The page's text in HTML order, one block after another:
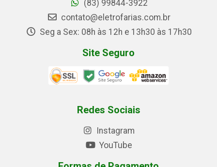
(83) 99844-3922
contato@eletrofarias.com.br
Seg a Sex: 08h às 12h e 13h30 às 17h30
Site Seguro
Redes Sociais
Instagram
YouTube